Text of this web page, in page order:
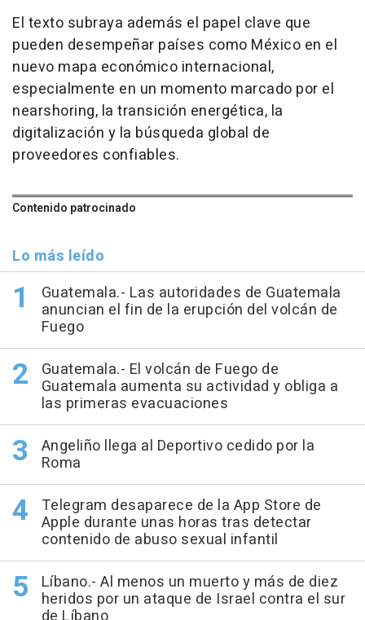
El texto subraya además el papel clave que
pueden desempeñar países como México en el
nuevo mapa económico internacional,
especialmente en un momento marcado por el
nearshoring, la transición energética, la
digitalización y la búsqueda global de
proveedores confiables.
Contenido patrocinado
Lo más leído
Guatemala.- Las autoridades de Guatemala
anuncian el fin de la erupción del volcán de
Fuego
Guatemala.- El volcán de Fuego de
Guatemala aumenta su actividad y obliga a
las primeras evacuaciones
Angeliño llega al Deportivo cedido por la
Roma
Telegram desaparece de la App Store de
Apple durante unas horas tras detectar
contenido de abuso sexual infantil
Líbano.- Al menos un muerto y más de diez
heridos por un ataque de Israel contra el sur